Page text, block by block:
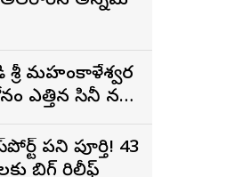
మహంకాళేశ్వర
ఎత్తిన సినీ నటి,
పని పూర్తి! 43
బిగ్ రిలీఫ్